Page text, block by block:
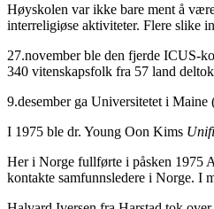
Høyskolen var ikke bare ment å
interreligiøse aktiviteter. Flere slike
27.november ble den fjerde ICUS-
340 vitenskapsfolk fra 57 land
9.desember ga Universitetet i
I 1975 ble dr. Young Oon Kims
Her i Norge fullførte i påsken 1975
kontakte samfunnsledere i Norge. I